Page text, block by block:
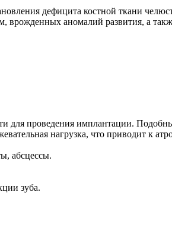
дефицита костной ткани
врожденных аномалий развития, а
проведения имплантации.
нагрузка, что приводит к
абсцессы.
зуба.